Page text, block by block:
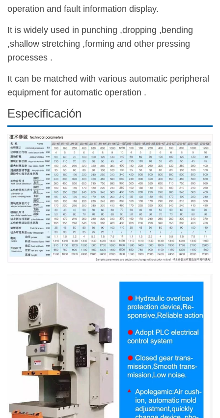
operation and fault information display.
It is widely used in punching ,dropping ,bending
,shallow stretching ,forming and other pressing
processes .
It can be matched with various automatic peripheral
equipment for automatic operation .
Especificación